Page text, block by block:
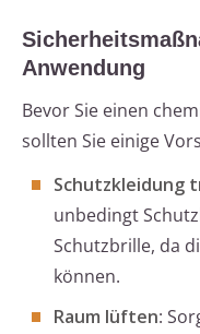
Anwendung
Bevor Sie einen
sollten Sie einige
Schutzkleidung
unbedingt
Schutzbrille, da
können.
Raum lüften: